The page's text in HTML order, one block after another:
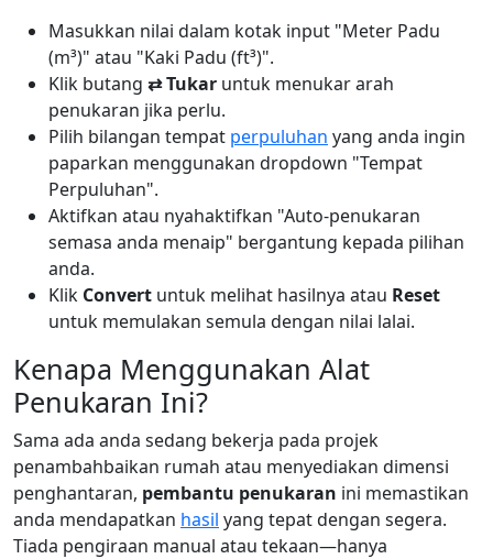
Masukkan nilai dalam kotak input "Meter Padu
(m³)" atau "Kaki Padu (ft³)".
Klik butang ⇄ Tukar untuk menukar arah
penukaran jika perlu.
Pilih bilangan tempat perpuluhan yang anda ingin
paparkan menggunakan dropdown "Tempat
Perpuluhan".
Aktifkan atau nyahaktifkan "Auto-penukaran
semasa anda menaip" bergantung kepada pilihan
anda.
Klik Convert untuk melihat hasilnya atau Reset
untuk memulakan semula dengan nilai lalai.
Kenapa Menggunakan Alat
Penukaran Ini?
Sama ada anda sedang bekerja pada projek
penambahbaikan rumah atau menyediakan dimensi
penghantaran, pembantu penukaran ini memastikan
anda mendapatkan hasil yang tepat dengan segera.
Tiada pengiraan manual atau tekaan—hanya